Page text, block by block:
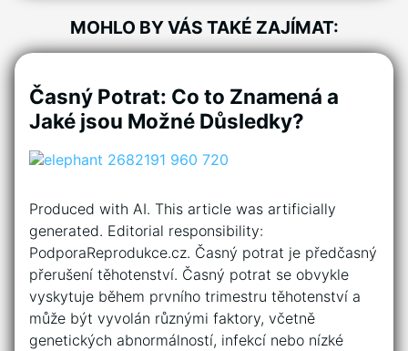
MOHLO BY VÁS TAKÉ ZAJÍMAT:
Časný Potrat: Co to Znamená a
Jaké jsou Možné Důsledky?
Produced with AI. This article was artificially
generated. Editorial responsibility:
PodporaReprodukce.cz. Časný potrat je předčasný
přerušení těhotenství. Časný potrat se obvykle
vyskytuje během prvního trimestru těhotenství a
může být vyvolán různými faktory, včetně
genetických abnormálností, infekcí nebo nízké